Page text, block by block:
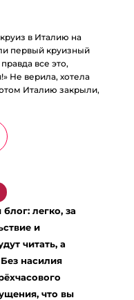
в Италию на
первый круизный
все это,
Не верила, хотела
Италию закрыли,
легко, за
и
читать, а
насилия
что вы